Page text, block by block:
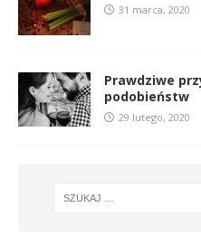
31 marca, 2020
Prawdziwe
podobieństw
29 lutego, 2020